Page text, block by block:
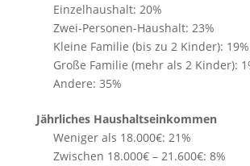
Einzelhaushalt: 20%
Zwei-Personen-Haushalt: 23%
Kleine Familie (bis zu 2 Kinder): 19%
Große Familie (mehr als 2 Kinder):
Andere: 35%
Jährliches Haushaltseinkommen
Weniger als 18.000€: 21%
Zwischen 18.000€ – 21.600€: 8%